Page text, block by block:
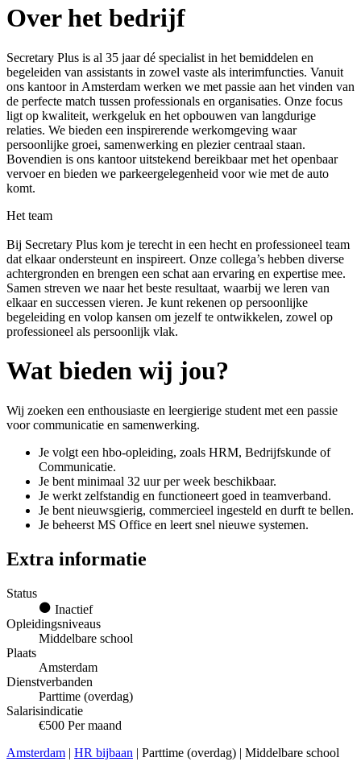
Over het bedrijf
Secretary Plus is al 35 jaar dé specialist in het bemiddelen en
begeleiden van assistants in zowel vaste als interimfuncties. Vanuit
ons kantoor in Amsterdam werken we met passie aan het vinden van
de perfecte match tussen professionals en organisaties. Onze focus
ligt op kwaliteit, werkgeluk en het opbouwen van langdurige
relaties. We bieden een inspirerende werkomgeving waar
persoonlijke groei, samenwerking en plezier centraal staan.
Bovendien is ons kantoor uitstekend bereikbaar met het openbaar
vervoer en bieden we parkeergelegenheid voor wie met de auto
komt.
Het team
Bij Secretary Plus kom je terecht in een hecht en professioneel team
dat elkaar ondersteunt en inspireert. Onze collega’s hebben diverse
achtergronden en brengen een schat aan ervaring en expertise mee.
Samen streven we naar het beste resultaat, waarbij we leren van
elkaar en successen vieren. Je kunt rekenen op persoonlijke
begeleiding en volop kansen om jezelf te ontwikkelen, zowel op
professioneel als persoonlijk vlak.
Wat bieden wij jou?
Wij zoeken een enthousiaste en leergierige student met een passie
voor communicatie en samenwerking.
Je volgt een hbo-opleiding, zoals HRM, Bedrijfskunde of
Communicatie.
Je bent minimaal 32 uur per week beschikbaar.
Je werkt zelfstandig en functioneert goed in teamverband.
Je bent nieuwsgierig, commercieel ingesteld en durft te bellen.
Je beheerst MS Office en leert snel nieuwe systemen.
Extra informatie
Status
Inactief
Opleidingsniveaus
Middelbare school
Plaats
Amsterdam
Dienstverbanden
Parttime (overdag)
Salarisindicatie
€500 Per maand
Amsterdam | HR bijbaan | Parttime (overdag) | Middelbare school